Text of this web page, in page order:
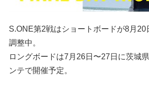
S.ONE第2戦はショートボードが8月20
調整中。
ロングボードは7月26日〜27日に茨城
ンテで開催予定。